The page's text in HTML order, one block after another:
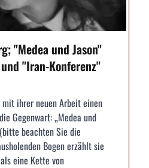
"Medea und Jason"
"Iran-Konferenz"
ihrer neuen Arbeit einen
Gegenwart: „Medea und
beachten Sie die
Bogen erzählt sie
eine Kette von